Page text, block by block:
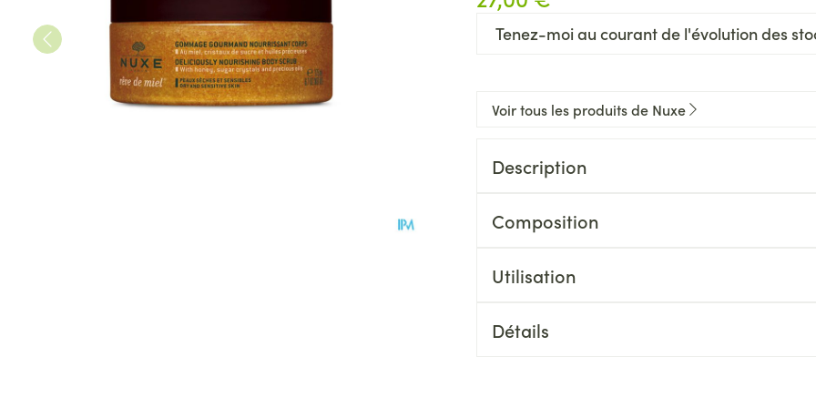
Tenez-moi au courant de l'évolution des
Voir tous les produits de Nuxe
Description
Composition
Utilisation
Détails